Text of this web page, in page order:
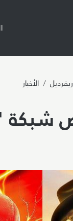
ريفرديل الأخبار